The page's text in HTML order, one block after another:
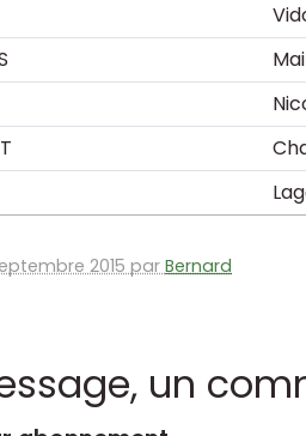
2015 parBernard
un